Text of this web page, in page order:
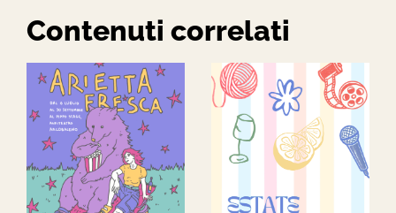
Contenuti correlati